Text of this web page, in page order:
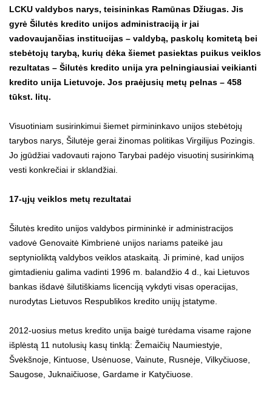
LCKU valdybos narys, teisininkas Ramūnas Džiugas. Jis
gyrė Šilutės kredito unijos administraciją ir jai
vadovaujančias institucijas – valdybą, paskolų komitetą bei
stebėtojų tarybą, kurių dėka šiemet pasiektas puikus veiklos
rezultatas – Šilutės kredito unija yra pelningiausiai veikianti
kredito unija Lietuvoje. Jos praėjusių metų pelnas – 458
tūkst. litų.
Visuotiniam susirinkimui šiemet pirmininkavo unijos stebėtojų
tarybos narys, Šilutėje gerai žinomas politikas Virgilijus Pozingis.
Jo įgūdžiai vadovauti rajono Tarybai padėjo visuotinį susirinkimą
vesti konkrečiai ir sklandžiai.
17-ųjų veiklos metų rezultatai
Šilutės kredito unijos valdybos pirmininkė ir administracijos
vadovė Genovaitė Kimbrienė unijos nariams pateikė jau
septynioliktą valdybos veiklos ataskaitą. Ji priminė, kad unijos
gimtadieniu galima vadinti 1996 m. balandžio 4 d., kai Lietuvos
bankas išdavė šilutiškiams licenciją vykdyti visas operacijas,
nurodytas Lietuvos Respublikos kredito unijų įstatyme.
2012-uosius metus kredito unija baigė turėdama visame rajone
išplėstą 11 nutolusių kasų tinklą: Žemaičių Naumiestyje,
Švėkšnoje, Kintuose, Usėnuose, Vainute, Rusnėje, Vilkyčiuose,
Saugose, Juknaičiuose, Gardame ir Katyčiuose.